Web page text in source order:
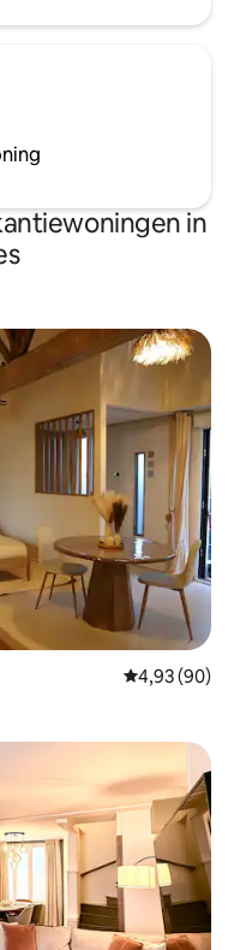
in
Gemiddelde
4,93 (90)